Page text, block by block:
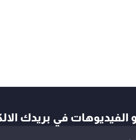
و الفيديوهات في بريدك